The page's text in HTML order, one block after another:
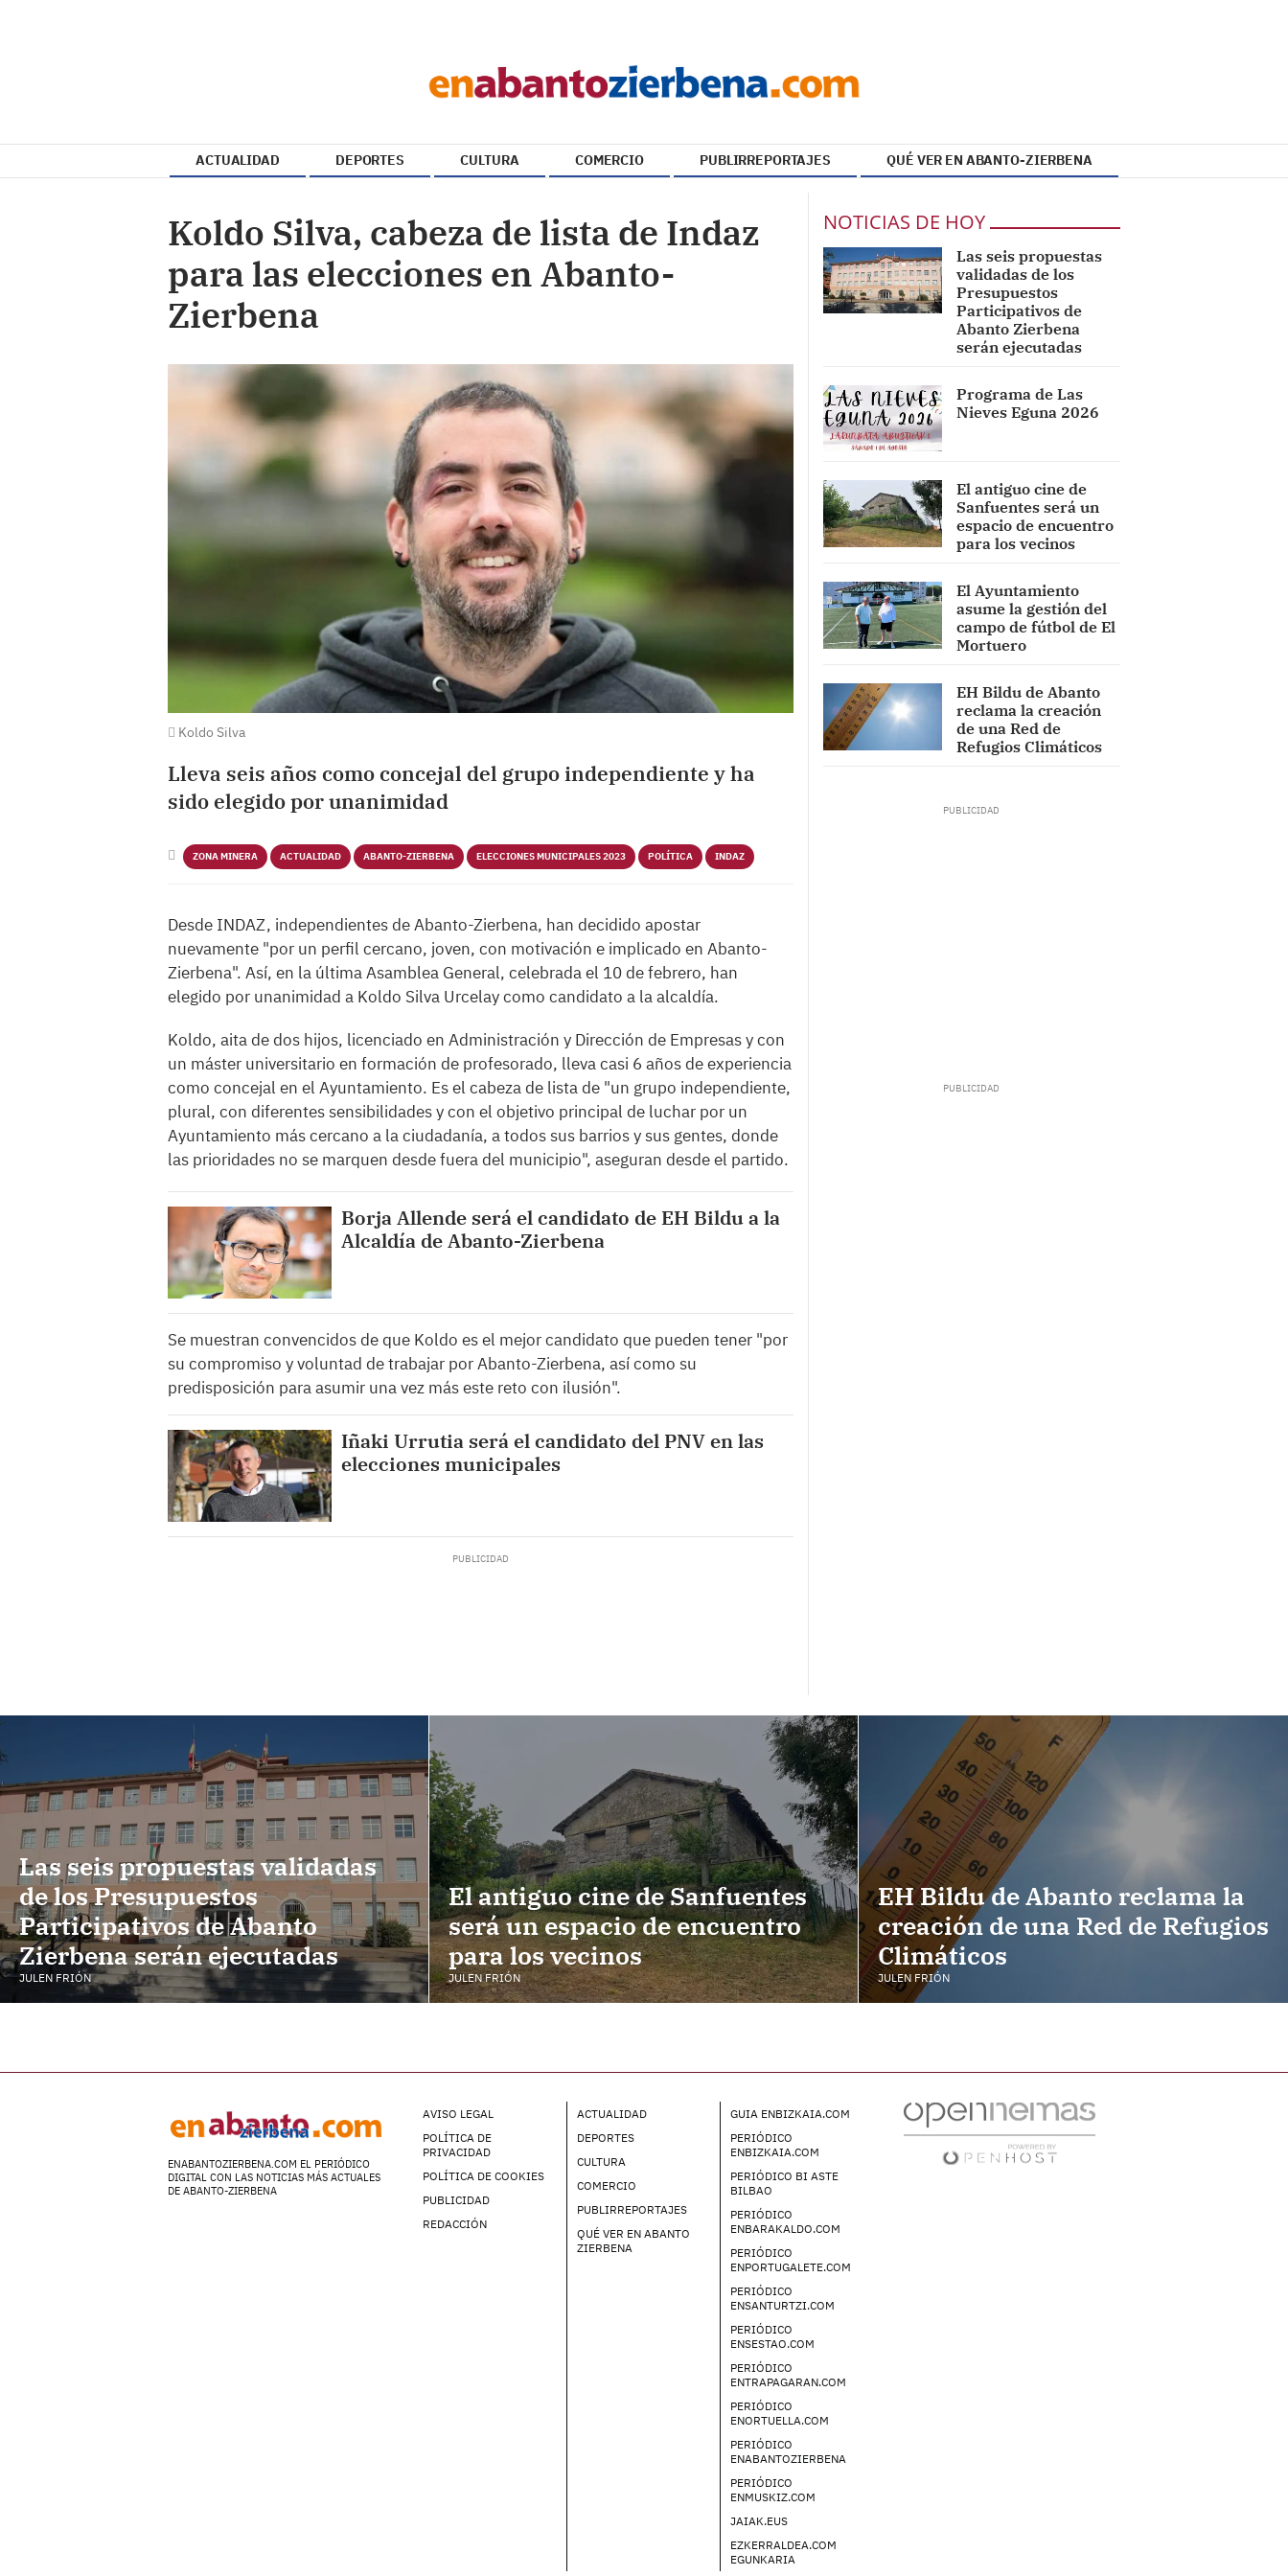
ACTUALIDAD DEPORTES CULTURA COMERCIO PUBLIRREPORTAJES QUÉ VER EN ABANTO-ZIERBENA
Koldo Silva, cabeza de lista de Indaz
para las elecciones en Abanto-
Zierbena
Koldo Silva
Lleva seis años como concejal del grupo independiente y ha
sido elegido por unanimidad
ZONA MINERA ACTUALIDAD ABANTO-ZIERBENA ELECCIONES MUNICIPALES 2023 POLÍTICA INDAZ
Desde INDAZ, independientes de Abanto-Zierbena, han decidido apostar
nuevamente "por un perfil cercano, joven, con motivación e implicado en Abanto-
Zierbena". Así, en la última Asamblea General, celebrada el 10 de febrero, han
elegido por unanimidad a Koldo Silva Urcelay como candidato a la alcaldía.
Koldo, aita de dos hijos, licenciado en Administración y Dirección de Empresas y con
un máster universitario en formación de profesorado, lleva casi 6 años de experiencia
como concejal en el Ayuntamiento. Es el cabeza de lista de "un grupo independiente,
plural, con diferentes sensibilidades y con el objetivo principal de luchar por un
Ayuntamiento más cercano a la ciudadanía, a todos sus barrios y sus gentes, donde
las prioridades no se marquen desde fuera del municipio", aseguran desde el partido.
Borja Allende será el candidato de EH Bildu a la
Alcaldía de Abanto-Zierbena
Se muestran convencidos de que Koldo es el mejor candidato que pueden tener "por
su compromiso y voluntad de trabajar por Abanto-Zierbena, así como su
predisposición para asumir una vez más este reto con ilusión".
Iñaki Urrutia será el candidato del PNV en las
elecciones municipales
NOTICIAS DE HOY
Las seis propuestas
validadas de los
Presupuestos
Participativos de
Abanto Zierbena
serán ejecutadas
Programa de Las
Nieves Eguna 2026
El antiguo cine de
Sanfuentes será un
espacio de encuentro
para los vecinos
El Ayuntamiento
asume la gestión del
campo de fútbol de El
Mortuero
EH Bildu de Abanto
reclama la creación
de una Red de
Refugios Climáticos
Las seis propuestas validadas
de los Presupuestos
Participativos de Abanto
Zierbena serán ejecutadas
JULEN FRIÓN
El antiguo cine de Sanfuentes
será un espacio de encuentro
para los vecinos
JULEN FRIÓN
EH Bildu de Abanto reclama la
creación de una Red de Refugios
Climáticos
JULEN FRIÓN
ENABANTOZIERBENA.COM EL PERIÓDICO
DIGITAL CON LAS NOTICIAS MÁS ACTUALES
DE ABANTO-ZIERBENA
AVISO LEGAL
POLÍTICA DE
PRIVACIDAD
POLÍTICA DE COOKIES
PUBLICIDAD
REDACCIÓN
ACTUALIDAD
DEPORTES
CULTURA
COMERCIO
PUBLIRREPORTAJES
QUÉ VER EN ABANTO
ZIERBENA
GUIA ENBIZKAIA.COM
PERIÓDICO
ENBIZKAIA.COM
PERIÓDICO BI ASTE
BILBAO
PERIÓDICO
ENBARAKALDO.COM
PERIÓDICO
ENPORTUGALETE.COM
PERIÓDICO
ENSANTURTZI.COM
PERIÓDICO
ENSESTAO.COM
PERIÓDICO
ENTRAPAGARAN.COM
PERIÓDICO
ENORTUELLA.COM
PERIÓDICO
ENABANTOZIERBENA
PERIÓDICO
ENMUSKIZ.COM
JAIAK.EUS
EZKERRALDEA.COM
EGUNKARIA